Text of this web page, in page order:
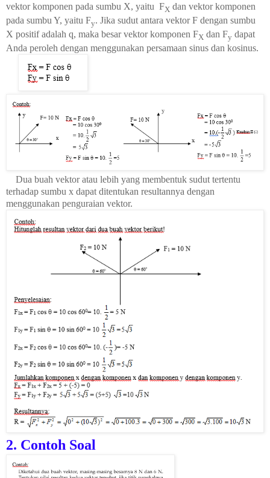
vektor komponen pada sumbu X, yaitu FX dan vektor komponen
pada sumbu Y, yaitu Fy. Jika sudut antara vektor F dengan sumbu
X positif adalah q, maka besar vektor komponen FX dan Fy dapat
Anda peroleh dengan menggunakan persamaan sinus dan kosinus.
Dua buah vektor atau lebih yang membentuk sudut tertentu
terhadap sumbu x dapat ditentukan resultannya dengan
menggunakan penguraian vektor.
2. Contoh Soal